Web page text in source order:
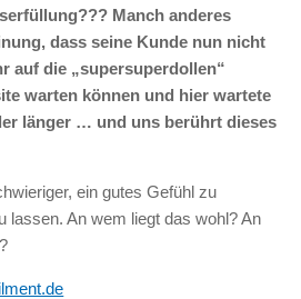
Manch anderes
dass seine Kunde nun nicht
auf die „supersuperdollen“
warten können und hier wartete
länger … und uns berührt dieses
ein gutes Gefühl zu
lassen. An wem liegt das wohl? An